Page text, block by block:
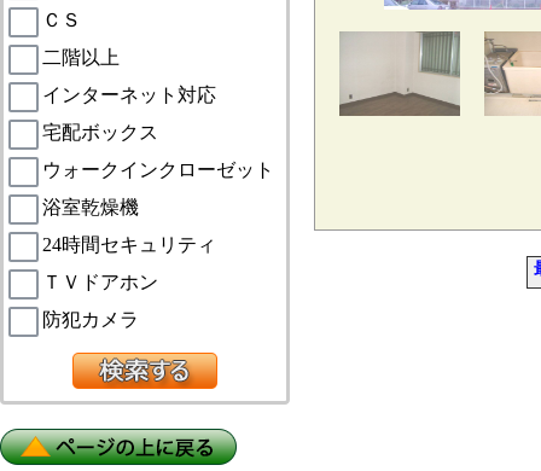
ＣＳ
二階以上
インターネット対応
宅配ボックス
ウォークインクローゼット
浴室乾燥機
24時間セキュリティ
ＴＶドアホン
防犯カメラ